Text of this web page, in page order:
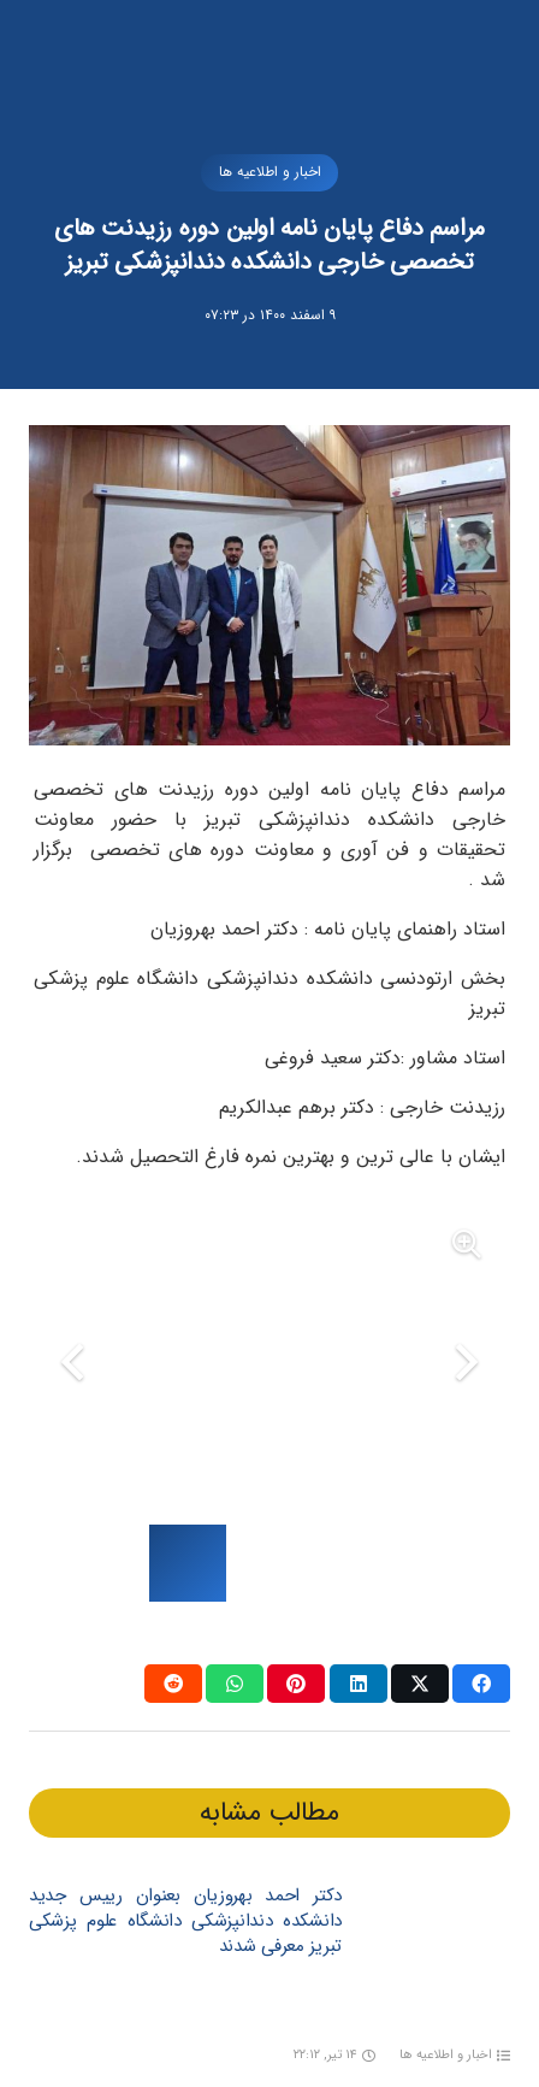
اخبار و اطلاعیه ها
مراسم دفاع پایان نامه اولین دوره رزیدنت های
تخصصی خارجی دانشکده دندانپزشکی تبریز
۹ اسفند ۱۴۰۰ در ۰۷:۲۳
مراسم دفاع پایان نامه اولین دوره رزیدنت های تخصصی
خارجی دانشکده دندانپزشکی تبریز با حضور معاونت
تحقیقات و فن آوری و معاونت دوره های تخصصی برگزار
شد .
استاد راهنمای پایان نامه : دکتر احمد بهروزیان
بخش ارتودنسی دانشکده دندانپزشکی دانشگاه علوم پزشکی
تبریز
استاد مشاور :دکتر سعید فروغی
رزیدنت خارجی : دکتر برهم عبدالکریم
ایشان با عالی ترین و بهترین نمره فارغ التحصیل شدند.
مطالب مشابه
دکتر احمد بهروزیان بعنوان رییس جدید
دانشکده دندانپزشکی دانشگاه علوم پزشکی
تبریز معرفی شدند
اخبار و اطلاعیه ها ۱۴ تیر, ۲۲:۱۲